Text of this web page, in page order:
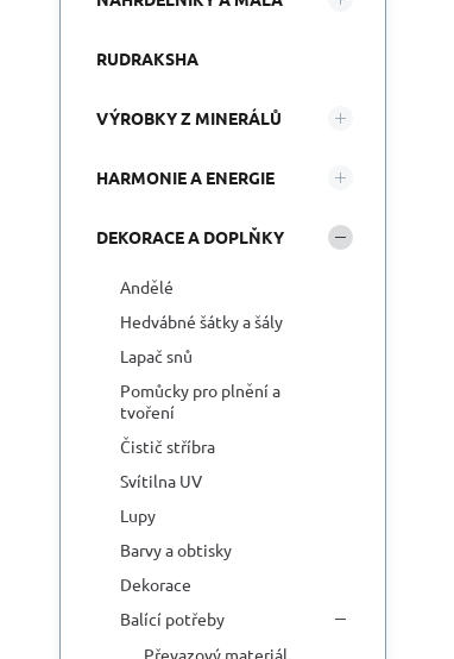
RUDRAKSHA
VÝROBKY Z MINERÁLŮ
HARMONIE A ENERGIE
DEKORACE A DOPLŇKY
Andělé
Hedvábné šátky a šály
Lapač snů
Pomůcky pro plnění a
tvoření
Čistič stříbra
Svítilna UV
Lupy
Barvy a obtisky
Dekorace
Balící potřeby
Převazový materiál,